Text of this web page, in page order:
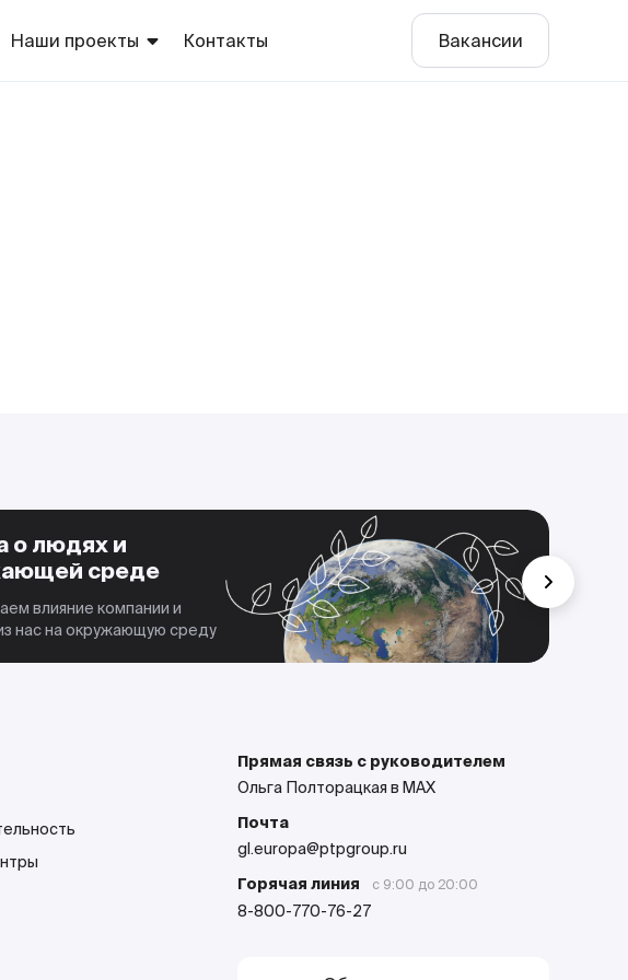
Наши проекты Контакты Вакансии
о людях и
среде
влияние компании и
нас на окружающую среду
Прямая связь с руководителем
Ольга Полторацкая в MAX
Почта
gl.europa@ptpgroup.ru
Горячая линия
с 9:00 до 20:00
8-800-770-76-27